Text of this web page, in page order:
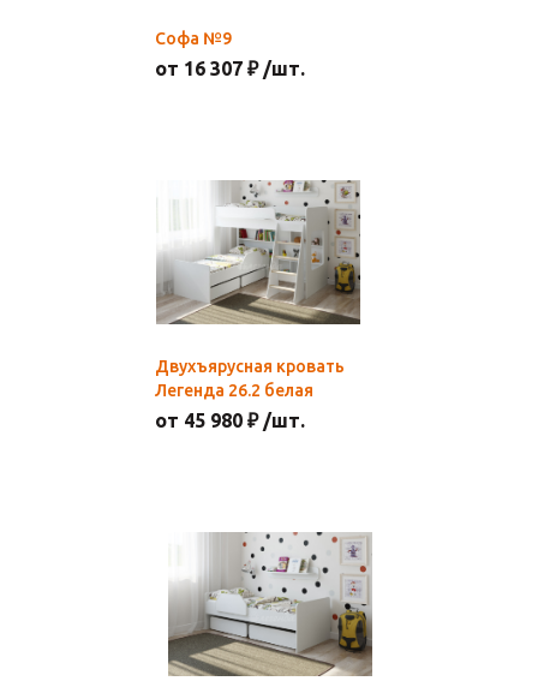
Софа №9
от 16 307 ₽ /шт.
Двухъярусная кровать
Легенда 26.2 белая
от 45 980 ₽ /шт.